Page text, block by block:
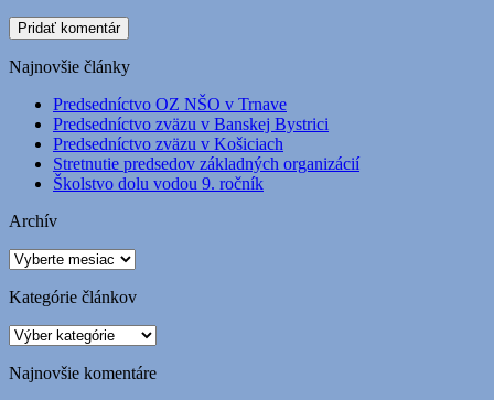
Najnovšie články
Predsedníctvo OZ NŠO v Trnave
Predsedníctvo zväzu v Banskej Bystrici
Predsedníctvo zväzu v Košiciach
Stretnutie predsedov základných organizácií
Školstvo dolu vodou 9. ročník
Archív
Archív
Kategórie článkov
Kategórie
Najnovšie komentáre